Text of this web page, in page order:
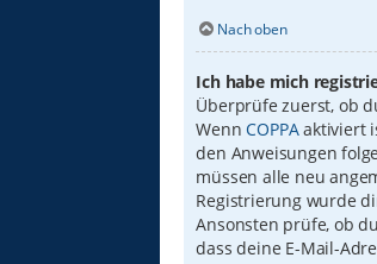
Nach oben
Ich habe mich
Überprüfe zuerst, ob
WennCOPPAaktiviert
den Anweisungen
müssen alle neu
Registrierung wurde
Ansonsten prüfe, ob
dass deine E-Mail-